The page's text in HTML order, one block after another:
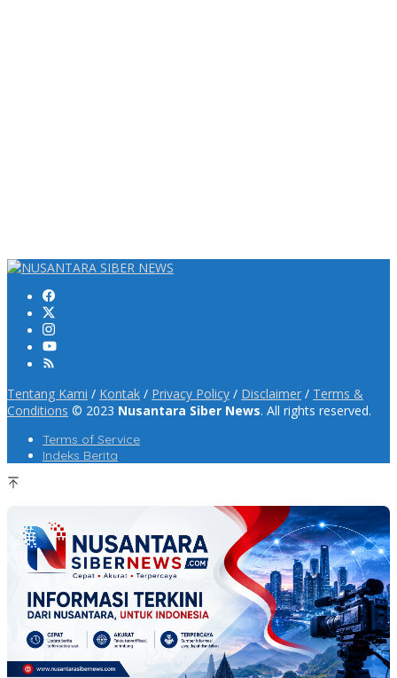
Tentang Kami / Kontak / Privacy Policy / Disclaimer / Terms &
Conditions © 2023 Nusantara Siber News. All rights reserved.
Terms of Service
Indeks Berita